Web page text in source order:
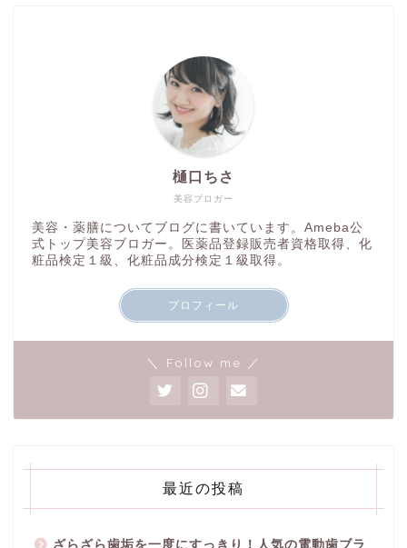
美容ブロガー
樋口ちさ
美容・薬膳についてブログに書いています。Ameba公
式トップ美容ブロガー。医薬品登録販売者資格取得、化
粧品検定１級、化粧品成分検定１級取得。
プロフィール
＼ Follow me ／
最近の投稿
ざらざら歯垢を一度にすっきり！人気の電動歯ブラ